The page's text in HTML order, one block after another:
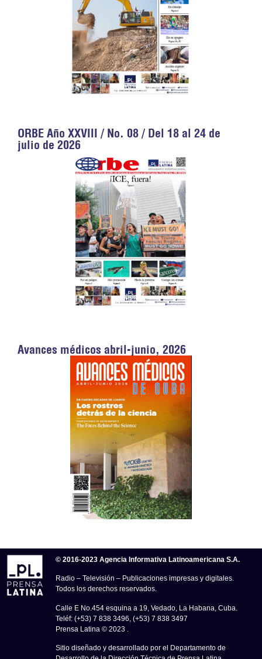
ORBE Año XXVIII / No. 08 / Del 18 al 24 de
julio de 2026
Avances médicos abril-junio, 2026
© 2016-2023 Agencia Informativa Latinoamericana S.A.
Radio – Televisión – Publicaciones impresas y digitales.
Todos los derechos reservados.
Calle E No.454 esquina a 19, Vedado, La Habana, Cuba.
Teléf: (+53) 7 838 3496, (+53) 7 838 3497
Prensa Latina © 2023 .
Sitio diseñado y desarrollado por el Departamento de